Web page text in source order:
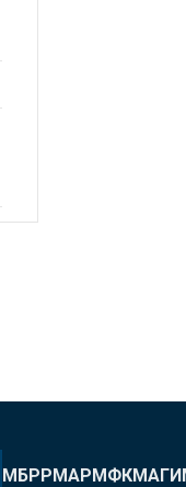
МБРРМАРМФКМАГИ